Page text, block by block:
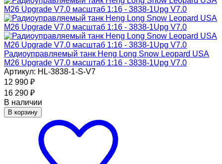
Радиоуправляемый танк Heng Long Snow Leopard USA
M26 Upgrade V7.0 масштаб 1:16 - 3838-1Upg V7.0
Артикул: HL-3838-1-S-V7
12 990 ₽
16 290 ₽
В наличии
В корзину